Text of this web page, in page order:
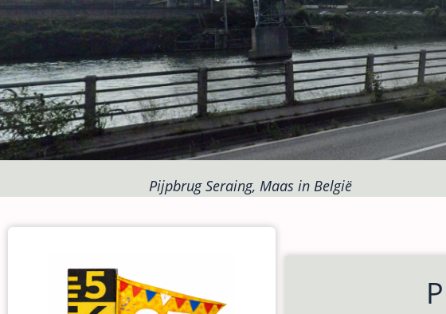
Pijpbrug Seraing, Maas in België